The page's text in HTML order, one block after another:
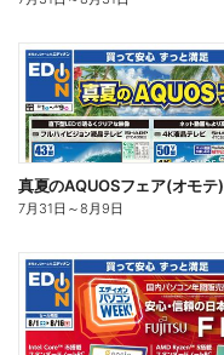
真夏のAQUOSフェア(オモテ)
7月31日 ～8月9日